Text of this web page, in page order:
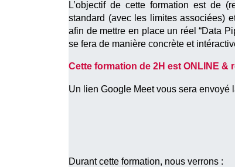
L’objectif de cette formation est de
standard (avec les limites associées)
afin de mettre en place un réel “Data
se fera de manière concrète et
Cette formation de 2H est ONLINE &
Un lien Google Meet vous sera envoyé
Durant cette formation, nous verrons :